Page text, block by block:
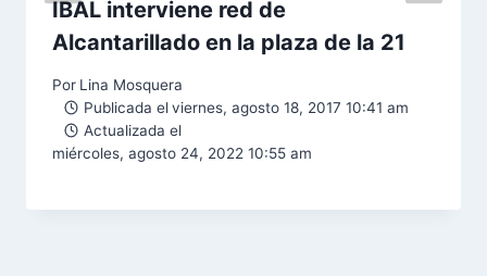
IBAL interviene red de
Alcantarillado en la plaza de la 21
Por Lina Mosquera
Publicada el viernes, agosto 18, 2017 10:41 am
Actualizada el
miércoles, agosto 24, 2022 10:55 am